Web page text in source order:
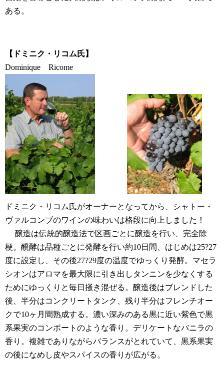
ある。
【ドミニク・リコム氏】
Dominique Ricome
ドミニク・リコム氏がオーナーとなってから、
シャトー・
ヴァルコンブのワインの味わいは格段に向上しました！
醸造は伝統的醸造法で区画ごとに醸造を行い、完全除
梗。醗酵は品種ごとに発酵を行い約10日間、はじめは25?27
度に設定し、その後27?29度の温度でゆっくり発酵。マセラ
シオンはアロマを最大限に引き出しタンニンを少なくする
ためにゆっくりと毎日掻き混ぜる。醸造後はブレンドした
後、半分はコンクリートタンク、残り半分はフレンチオー
クで10ヶ月間熟成する。濃い深みのある黒に近い紫色で黒
系果実のコンポートのような香り。デリケートなバニラの
香り。複雑でありながらバランスがとれていて、黒系果実
の後になめし皮やスパイスの香りが広がる。